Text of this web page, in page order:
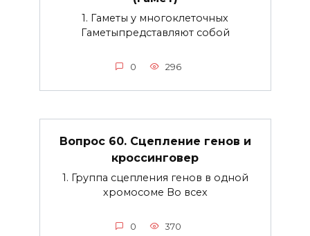
1. Гаметы у многоклеточных
Гаметыпредставляют собой
0 296
Вопрос 60. Сцепление генов и
кроссинговер
1. Группа сцепления генов в одной
хромосоме Во всех
0 370